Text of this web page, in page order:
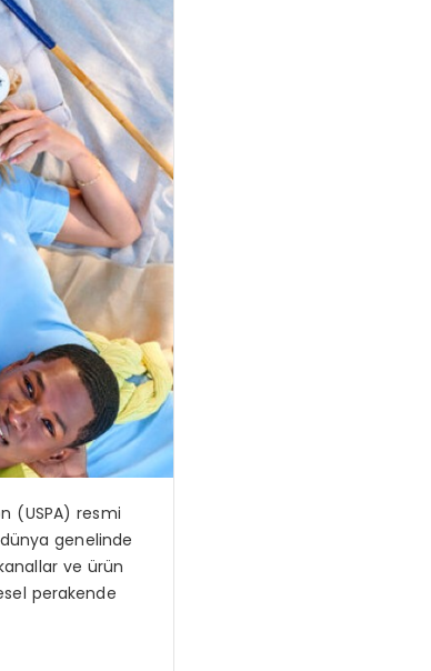
(USPA) resmi
ünya genelinde
veürün
perakende